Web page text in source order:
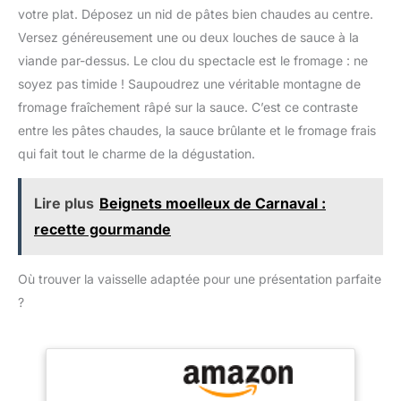
choix pour un cadeau :
Topbooc casserole
magnifiques est à la fois
un ustensile de cuisine et
une décoration de table.
C'est un cadeau pratique
votre famille et vos amis.
unique du presse-ail
ecrase ail est conçue
pour garantir une
utilisation économe en
facilement traiter deux ou
trois gousses d'ail à la
fois, augmentant ainsi
préparation.Grâce à la
pouvez facilement
multifonctionnel avec de
votre plat. Déposez un nid de pâtes bien chaudes au centre.
Versez généreusement une ou deux louches de sauce à la
viande par-dessus. Le clou du spectacle est le fromage : ne
soyez pas timide ! Saupoudrez une véritable montagne de
fromage fraîchement râpé sur la sauce. C’est ce contraste
entre les pâtes chaudes, la sauce brûlante et le fromage frais
qui fait tout le charme de la dégustation.
Lire plus Beignets moelleux de Carnaval :
recette gourmande
Où trouver la vaisselle adaptée pour une présentation parfaite
?